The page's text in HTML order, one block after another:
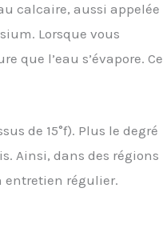
calcaire, aussi appelée
Lorsque vous
que l’eau s’évapore. Ce
de 15°f). Plus le degré
Ainsi, dans des régions
entretien régulier.